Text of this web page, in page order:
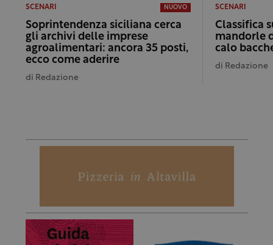
SCENARI NUOVO
Soprintendenza siciliana cerca
gli archivi delle imprese
agroalimentari: ancora 35 posti,
ecco come aderire
di Redazione
SCENARI
Classifica
mandorle
calo
di Redazione